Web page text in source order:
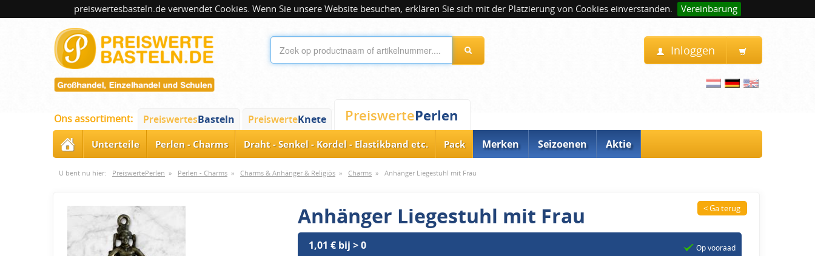
preiswertesbasteln.de verwendet Cookies. Wenn Sie unsere Website besuchen, erklären Sie sich mit der Platzierung von Cookies einverstanden. Vereinbarung
Inloggen
Ons assortiment: PreiswertesBasteln PreiswerteKnete PreiswertePerlen
Unterteile Perlen - Charms Draht - Senkel - Kordel - Elastikband etc. Pack Merken Seizoenen Aktie
U bent nu hier: PreiswertePerlen » Perlen - Charms » Charms & Anhänger & Religiös » Charms » Anhänger Liegestuhl mit Frau
Anhänger Liegestuhl mit Frau < Ga terug
1,01 € bij > 0
Op vooraad